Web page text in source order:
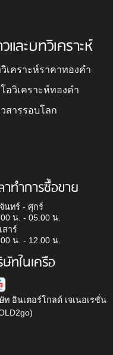
และบทวิเคราะห์
เคราะห์ราคาทองคำ
อวิเคราะห์ทองคำ
สารรอบโลก
าทำการซื้อขาย
นทร์ - ศุกร์
น. - 05.00 น.
สาร์
น. - 12.00 น.
ทในเครือ
ท อินเตอร์โกลด์ เจเนอเรชั่น